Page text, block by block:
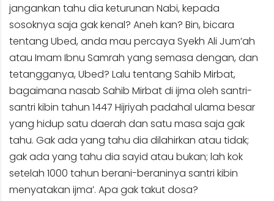
jangankan tahu dia keturunan Nabi, kepada
sosoknya saja gak kenal? Aneh kan? Bin, bicara
tentang Ubed, anda mau percaya Syekh Ali Jum’ah
atau Imam Ibnu Samrah yang semasa dengan, dan
tetangganya, Ubed? Lalu tentang Sahib Mirbat,
bagaimana nasab Sahib Mirbat di ijma oleh santri-
santri kibin tahun 1447 Hijriyah padahal ulama besar
yang hidup satu daerah dan satu masa saja gak
tahu. Gak ada yang tahu dia dilahirkan atau tidak;
gak ada yang tahu dia sayid atau bukan; lah kok
setelah 1000 tahun berani-beraninya santri kibin
menyatakan ijma’. Apa gak takut dosa?